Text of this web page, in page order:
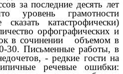
за последние десять лет
уровень грамотности
катастрофически)
орфографических и
в сочинении объемом в
30. Письменные работы, в
- редкие гости на
речевые ошибки: